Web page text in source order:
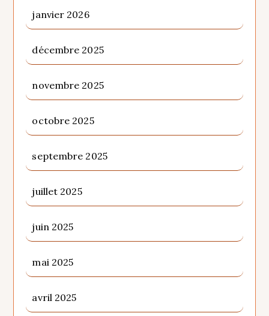
janvier 2026
décembre 2025
novembre 2025
octobre 2025
septembre 2025
juillet 2025
juin 2025
mai 2025
avril 2025